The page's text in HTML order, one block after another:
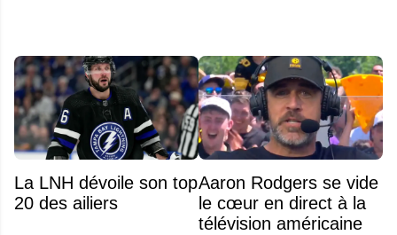
La LNH dévoile son top
20 des ailiers
Aaron Rodgers se vide
le cœur en direct à la
télévision américaine